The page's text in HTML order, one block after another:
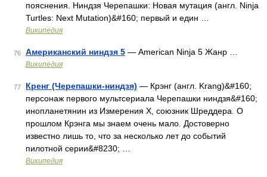
пояснения. Ниндзя Черепашки: Новая мутация (англ. Ninja
Turtles: Next Mutation)&#160; первый и един …
Википедия
76 Американский ниндзя 5 — American Ninja 5 Жанр …
Википедия
77 Кренг (Черепашки-ниндзя) — Крэнг (англ. Krang)&#160;
персонаж первого мультсериала Черепашки ниндзя&#160;
инопланетянин из Измерения Х, союзник Шреддера. О
прошлом Крэнга мы знаем очень мало. Достоверно
известно лишь то, что за несколько лет до событий
пилотной серии&#8230; …
Википедия